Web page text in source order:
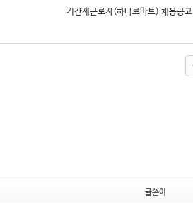
기간제근로자(하나로마트) 채용공고
글쓴이